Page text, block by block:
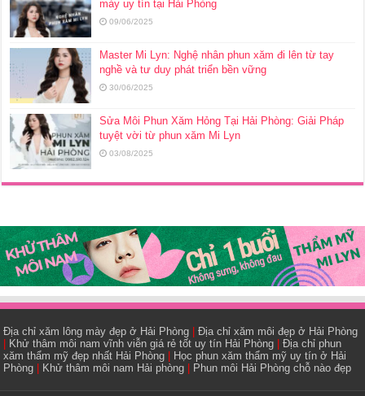
mày uy tín tại Hải Phòng
09/06/2025
Master Mi Lyn: Nghệ nhân phun xăm đi lên từ tay
nghề và tư duy phát triển bền vững
30/06/2025
Sửa Môi Phun Xăm Hỏng Tại Hải Phòng: Giải Pháp
tuyệt vời từ phun xăm Mi Lyn
03/08/2025
Địa chỉ xăm lông mày đẹp ở Hải Phòng |Địa chỉ xăm môi đẹp ở Hải Phòng
Khử thâm môi nam vĩnh viễn giá rẻ tốt uy tín Hải Phòng |Địa chỉ phun
xăm thẩm mỹ đẹp nhất Hải Phòng
Học phun xăm thẩm mỹ uy tín ở Hải
Phòng
Khử thâm môi nam Hải phòng Phun môi Hải Phòng chỗ nào đẹp